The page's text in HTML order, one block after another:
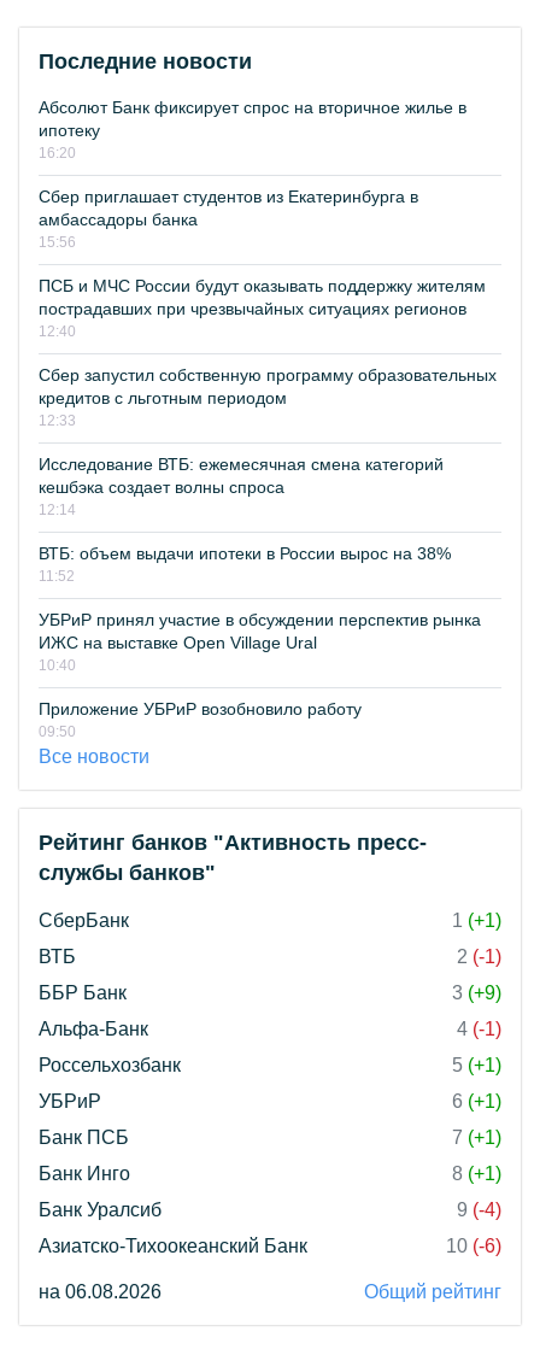
Последние новости
Абсолют Банк фиксирует спрос на вторичное жилье в
ипотеку
16:20
Сбер приглашает студентов из Екатеринбурга в
амбассадоры банка
15:56
ПСБ и МЧС России будут оказывать поддержку жителям
пострадавших при чрезвычайных ситуациях регионов
12:40
Сбер запустил собственную программу образовательных
кредитов с льготным периодом
12:33
Исследование ВТБ: ежемесячная смена категорий
кешбэка создает волны спроса
12:14
ВТБ: объем выдачи ипотеки в России вырос на 38%
11:52
УБРиР принял участие в обсуждении перспектив рынка
ИЖС на выставке Open Village Ural
10:40
Приложение УБРиР возобновило работу
09:50
Все новости
Рейтинг банков "Активность пресс-
службы банков"
СберБанк 1 (+1)
ВТБ
2 (-1)
ББР Банк
3 (+9)
Альфа-Банк
4 (-1)
Россельхозбанк
5 (+1)
УБРиР
6 (+1)
Банк ПСБ
7 (+1)
Банк Инго
8 (+1)
Банк Уралсиб
9 (-4)
Азиатско-Тихоокеанский Банк
10 (-6)
на 06.08.2026 Общий рейтинг